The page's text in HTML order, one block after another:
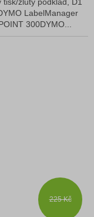
žlutý podklad, D1
LabelManager
300DYMO...
225 Kč